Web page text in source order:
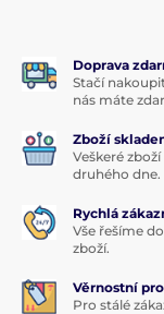
Doprava
Stačí
nás máte
Zboží
Veškeré
druhého dne.
Rychlá
Vše řešíme
zboží.
Věrnostní
Pro stálé